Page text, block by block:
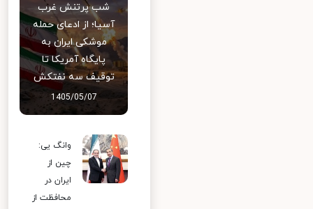
شب پرتنش غرب
آسیا؛ از ادعای حمله
موشکی ایران به
پایگاه آمریکا تا
توقیف سه نفتکش
1405/05/07
وانگ یی:
چین از
ایران در
محافظت از